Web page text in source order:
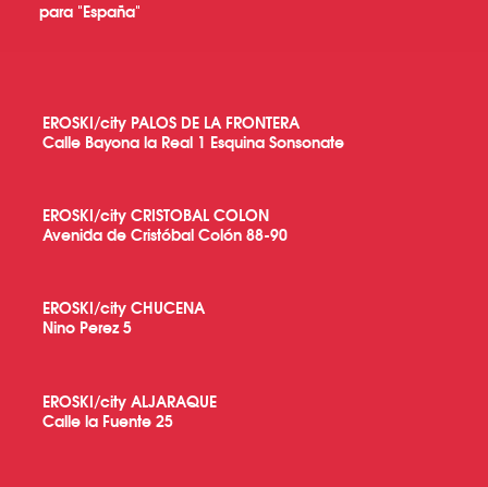
para "España"
EROSKI/city PALOS DE LA FRONTERA
Calle Bayona la Real 1 Esquina Sonsonate
EROSKI/city CRISTOBAL COLON
Avenida de Cristóbal Colón 88-90
EROSKI/city CHUCENA
Nino Perez 5
EROSKI/city ALJARAQUE
Calle la Fuente 25